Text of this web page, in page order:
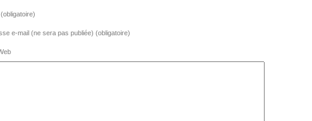
e-mail (ne sera pas publiée) (obligatoire)